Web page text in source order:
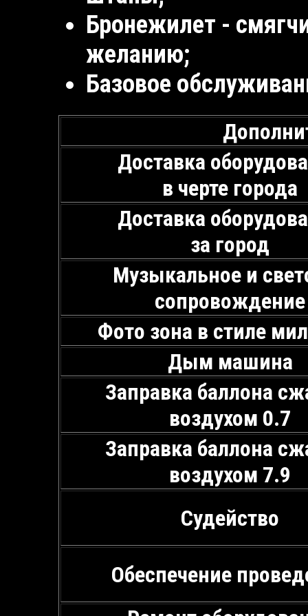
Бронежилет -
желанию;
Базовое
Доставка
в черте города
Доставка
за город
Музыкальное и
сопровождение
Фото зона в стиле
Дым машина
Заправка баллона
воздухом 0.7
Заправка баллона
воздухом 7.9
Судейство
Обеспечение